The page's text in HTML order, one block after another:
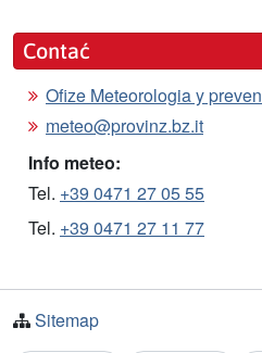
Contać
Ofize Meteorologia y
meteo@provinz.bz.it
Info meteo:
Tel. +39 0471 27 05 55
Tel. +39 0471 27 11 77
Sitemap